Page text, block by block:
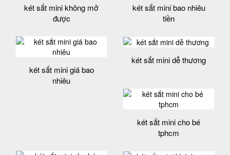
két sắt mini không mở
được
két sắt mini bao nhiêu
tiền
két sắt mini giá bao
nhiêu
két sắt mini dễ thương
két sắt mini cho bé
tphcm